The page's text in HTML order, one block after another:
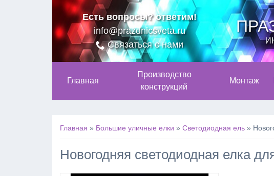
Есть вопросы? ответим!
info@prazdnicsveta.ru
Связаться с нами
Главная
Производство
конструкций
Монтаж
Главная » Большие уличные елки » Cветодиодная ель »
Новогодняя светодиодная елка